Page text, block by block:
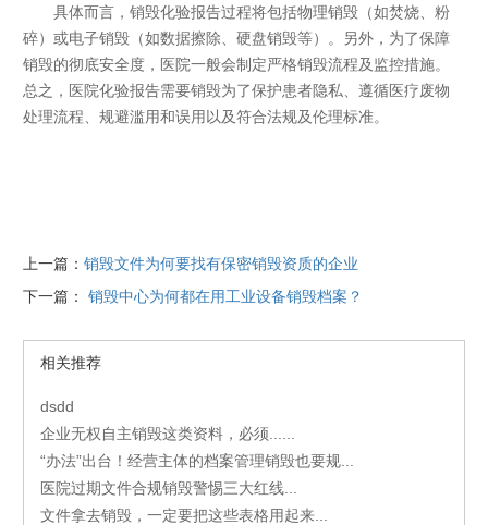
具体而言，销毁化验报告过程将包括物理销毁（如焚烧、粉
碎）或电子销毁（如数据擦除、硬盘销毁等）。另外，为了保障
销毁的彻底安全度，医院一般会制定严格销毁流程及监控措施。
总之，医院化验报告需要销毁为了保护患者隐私、遵循医疗废物
处理流程、规避滥用和误用以及符合法规及伦理标准。
上一篇：销毁文件为何要找有保密销毁资质的企业
下一篇：销毁中心为何都在用工业设备销毁档案？
相关推荐
dsdd
企业无权自主销毁这类资料，必须......
“办法”出台！经营主体的档案管理销毁也要规...
医院过期文件合规销毁警惕三大红线...
文件拿去销毁，一定要把这些表格用起来...